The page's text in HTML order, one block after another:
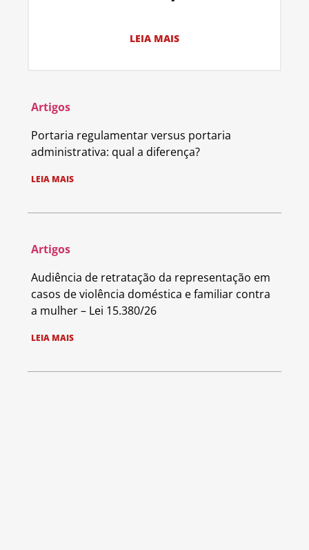
LEIA MAIS
Artigos
Portaria regulamentar versus portaria
administrativa: qual a diferença?
LEIA MAIS
Artigos
Audiência de retratação da representação em
casos de violência doméstica e familiar contra
a mulher – Lei 15.380/26
LEIA MAIS